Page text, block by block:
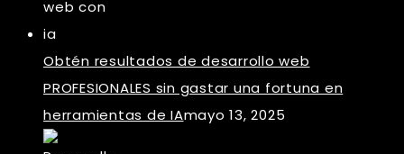
Obtén resultados de desarrollo web
PROFESIONALES sin gastar una fortuna en
herramientas de IAmayo 13, 2025